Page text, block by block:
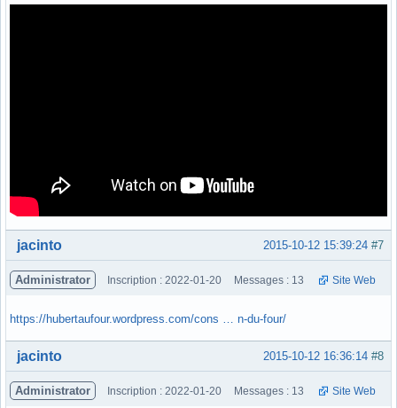
Hors ligne #7
2015-10-12 15:39:24
jacinto
Administrator Inscription : 2022-01-20 Messages : 13 Site Web
https://hubertaufour.wordpress.com/cons … n-du-four/
Hors ligne #8
2015-10-12 16:36:14
jacinto
Administrator Inscription : 2022-01-20 Messages : 13 Site Web